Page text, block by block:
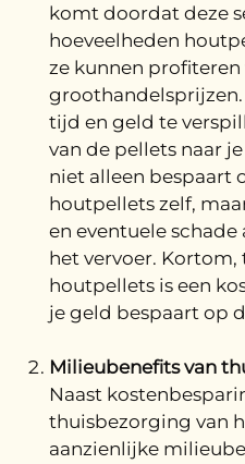
komt doordat deze
hoeveelheden
ze kunnen profiteren
tijd en geld te
van de pellets naar
niet alleen bespaart
houtpellets zelf,
en eventuele
het vervoer.
houtpellets is een
je geld bespaart op
Milieubenefits van
Naast
thuisbezorging van
aanzienlijke